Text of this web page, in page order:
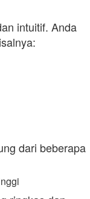
intuitif. Anda
dari beberapa